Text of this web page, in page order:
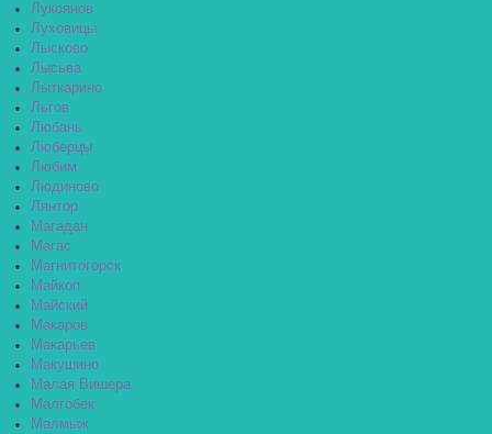
Лукоянов
Луховицы
Лысково
Лысьва
Лыткарино
Льгов
Любань
Люберцы
Любим
Людиново
Лянтор
Магадан
Магас
Магнитогорск
Майкоп
Майский
Макаров
Макарьев
Макушино
Малая Вишера
Малгобек
Малмыж